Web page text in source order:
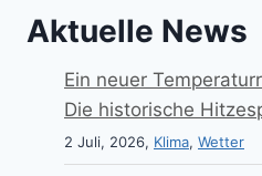
Aktuelle News
Ein neuer
Die historische
2 Juli, 2026, Klima, Wetter